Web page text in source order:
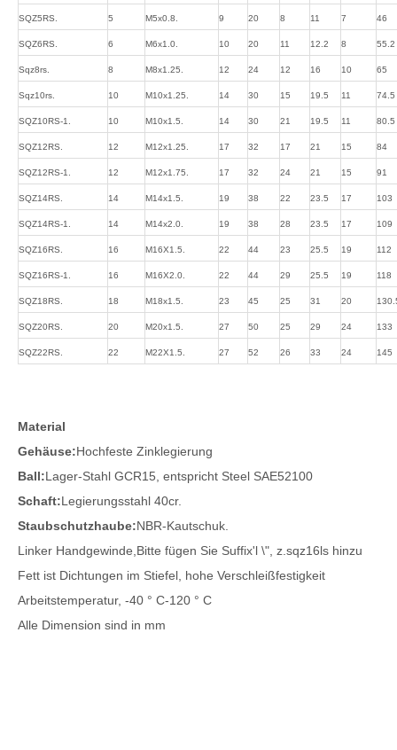
SQZ5RS. 5 M5x0.8. 9 20 8 11 7 46
SQZ6RS. 6 M6x1.0. 10 20 11 12.2 8 55.2
Sqz8rs. 8 M8x1.25. 12 24 12 16 10 65
Sqz10rs. 10 M10x1.25. 14 30 15 19.5 11 74.5
SQZ10RS-1. 10 M10x1.5. 14 30 21 19.5 11 80.5
SQZ12RS. 12 M12x1.25. 17 32 17 21 15 84
SQZ12RS-1. 12 M12x1.75. 17 32 24 21 15 91
SQZ14RS. 14 M14x1.5. 19 38 22 23.5 17 103
SQZ14RS-1. 14 M14x2.0. 19 38 28 23.5 17 109
SQZ16RS. 16 M16X1.5. 22 44 23 25.5 19 112
SQZ16RS-1. 16 M16X2.0. 22 44 29 25.5 19 118
SQZ18RS. 18 M18x1.5. 23 45 25 31 20
SQZ20RS. 20 M20x1.5. 27 50 25 29 24 133
SQZ22RS. 22 M22X1.5. 27 52 26 33 24 145
Material
Gehäuse:Hochfeste Zinklegierung
Ball:Lager-Stahl GCR15, entspricht Steel SAE52100
Schaft:Legierungsstahl 40cr.
Staubschutzhaube:NBR-Kautschuk.
Linker Handgewinde, Bitte fügen Sie Suffix'l \", z.sqz16ls hinzu
Fett ist Dichtungen im Stiefel, hohe Verschleißfestigkeit
Arbeitstemperatur, -40 ° C-120 ° C
Alle Dimension sind in mm